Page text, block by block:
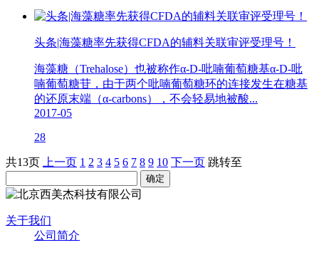
头条|海藻糖率先获得CFDA的辅料关联审评受理号！
海藻糖（Trehalose）也被称作α-D-吡喃葡萄糖基α-D-吡
喃葡萄糖苷，由于两个吡喃葡萄糖环的连接发生在糖基
的还原末端（α-carbons），不会轻易地被酸...
2017-05
28
共13页 上一页 1 2 3 4 5 6 7 8 9 10 下一页 跳转至
关于我们
公司简介